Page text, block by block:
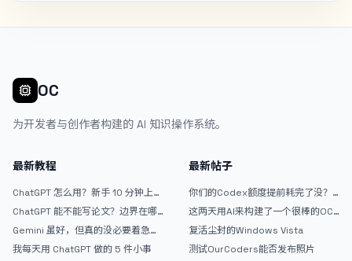
OC
为开发者与创作者构建的 AI 知识操作系统。
最新教程
ChatGPT 怎么用？新手 10 分钟上手
指南
ChatGPT 能不能写论文？边界在哪
里
Gemini 虽好，但真的没必要着急放
弃 ChatGPT
我每天用 ChatGPT 做的 5 件小事
最新帖子
你们的Codex额度提前耗完了没？
戒断反应如何？
这两天用AI来构建了一个很棒的OC
论坛精华区
复活尘封的Windows Vista
测试OurCoders能否发布照片